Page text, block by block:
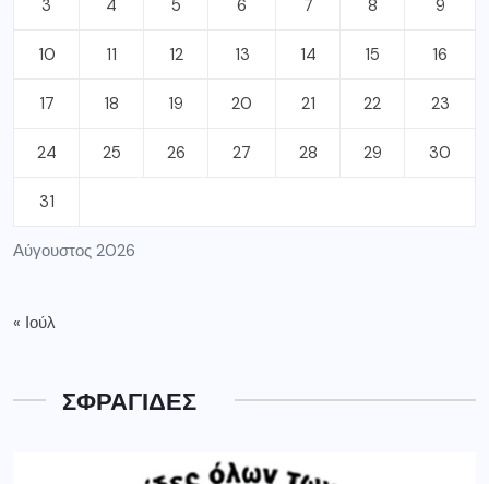
Αύγουστος 2026
3 4 5 6 7 8 9
10 11 12 13 14 15 16
17 18 19 20 21 22 23
24 25 26 27 28 29 30
31
« Ιούλ
ΣΦΡΑΓΙΔΕΣ